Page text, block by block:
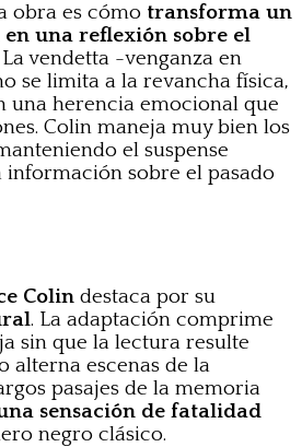
obra es cómo transforma un
una reflexión sobre el
La vendetta -venganza en
se limita a la revancha física,
una herencia emocional que
Colin maneja muy bien los
el suspense
sobre el pasado
Colin destaca por su
. La adaptación comprime
sin que la lectura resulte
alterna escenas de la
pasajes de la memoria
sensación de fatalidad
negro clásico.